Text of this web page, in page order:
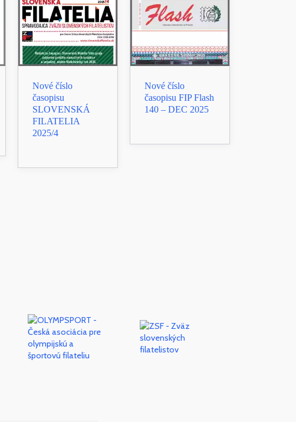
Nové číslo
časopisu
SLOVENSKÁ
FILATELIA
2025/4
Nové číslo
časopisu FIP Flash
140 – DEC 2025